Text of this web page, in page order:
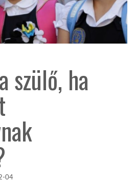
szülő, ha
04